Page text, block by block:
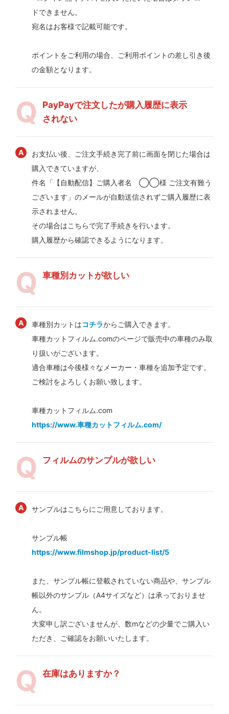
ドできません。
宛名はお客様で記載可能です。
ポイントをご利用の場合、ご利用ポイントの差し引き後
の金額となります。
PayPayで注文したが購入履歴に表示
されない
お支払い後、ご注文手続き完了前に画面を閉じた場合は
購入できていますが、
件名「【自動配信】ご購入者名 ◯◯様 ご注文有難う
ございます」のメールが自動送信されずご購入履歴に表
示されません。
その場合はこちらで完了手続きを行います。
購入履歴から確認できるようになります。
車種別カットが欲しい
車種別カットはコチラからご購入できます。
車種カットフィルム.comのページで販売中の車種のみ取
り扱いがございます。
適合車種は今後様々なメーカー・車種を追加予定です。
ご検討をよろしくお願い致します。
車種カットフィルム.com
https://www.車種カットフィルム.com/
フィルムのサンプルが欲しい
サンプルはこちらにご用意しております。
サンプル帳
https://www.filmshop.jp/product-list/5
また、サンプル帳に登載されていない商品や、サンプル
帳以外のサンプル（A4サイズなど）は承っておりませ
ん。
大変申し訳ございませんが、数mなどの少量でご購入い
ただき、ご確認をお願いいたします。
在庫はありますか？